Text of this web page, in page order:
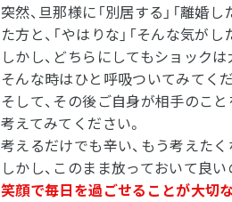
突然、旦那様に「別居する」「離婚し
た方と、「やはりな」「そんな気が
しかし、どちらにしてもショック
そんな時はひと呼吸ついてみてくだ
そして、その後ご自身が相手のこ
考えてみてください。
考えるだけでも辛い、もう考えた
しかし、このまま放っておいて良
笑顔で毎日を過ごせることが大切